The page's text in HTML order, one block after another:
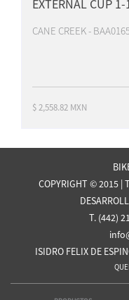
EXTERNAL CUP
CANE CREEK -
$ 2,558.82 MXN
COPYRIGHT © 2015 |
T. (442)
ISIDRO FELIX DE